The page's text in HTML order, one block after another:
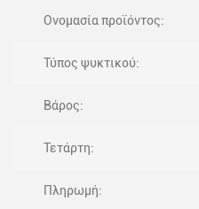
Ονομασία προϊόντος:
Τύπος ψυκτικού:
Βάρος:
Τετάρτη:
Πληρωμή: